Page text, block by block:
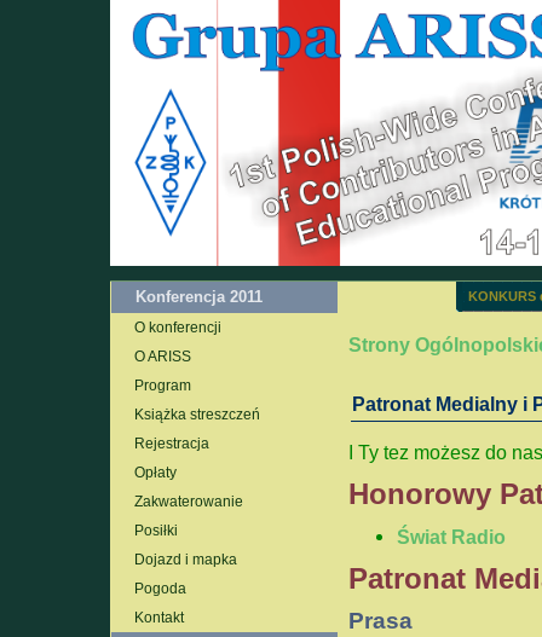
Konferencja 2011
O konferencji
O ARISS
Program
Książka streszczeń
Rejestracja
Opłaty
Zakwaterowanie
Posiłki
Dojazd i mapka
Pogoda
Kontakt
KONKURS
Strony
Patronat Medialny i
I Ty tez możesz do
Honorowy
Świat Radio
Patronat
Prasa